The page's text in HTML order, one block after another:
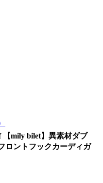
【mily bilet】異素材ダブ
ロントフックカーディガ